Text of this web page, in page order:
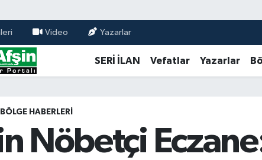
Video Yazarlar
SERİ İLAN Vefatlar Yazarlar
BÖLGE HABERLERI
Nöbetçi
Eczaneler
Durumu
Vakitleri
Yoğunluk Haritası